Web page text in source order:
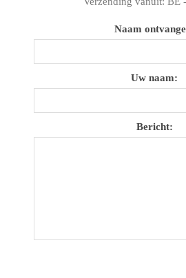
Naam
Uw naam:
Bericht: